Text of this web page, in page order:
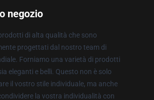
negozio
di alta qualità che sono
progettati dal nostro team di
Forniamo una varietà di prodotti
eleganti e belli. Questo non è solo
il vostro stile individuale, ma anche
la vostra individualità con